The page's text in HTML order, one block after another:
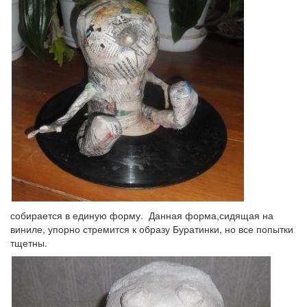
собирается в единую форму. Данная форма,сидящая на
виниле, упорно стремится к образу Буратинки, но все попытки
тщетны.